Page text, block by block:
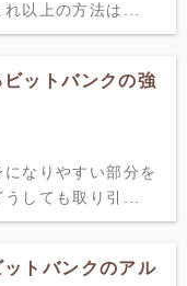
以上の方法は...
ットバンクの強
なりやすい部分を
しても取り引...
トバンクのアル